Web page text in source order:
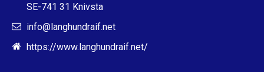
SE-741 31 Knivsta
info@langhundraif.net
https://www.langhundraif.net/